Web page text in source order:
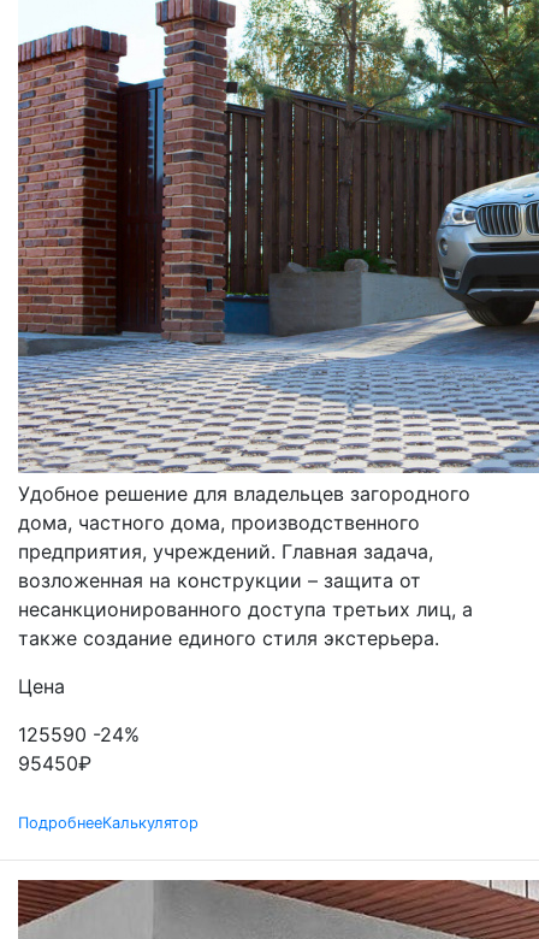
ВОРОТА
ОТКАТНЫЕ
Удобное решение для владельцев загородного
дома, частного дома, производственного
предприятия, учреждений. Главная задача,
возложенная на конструкции – защита от
несанкционированного доступа третьих лиц, а
также создание единого стиля экстерьера.
Цена
125590 -24%
95450₽
ПодробнееКалькулятор